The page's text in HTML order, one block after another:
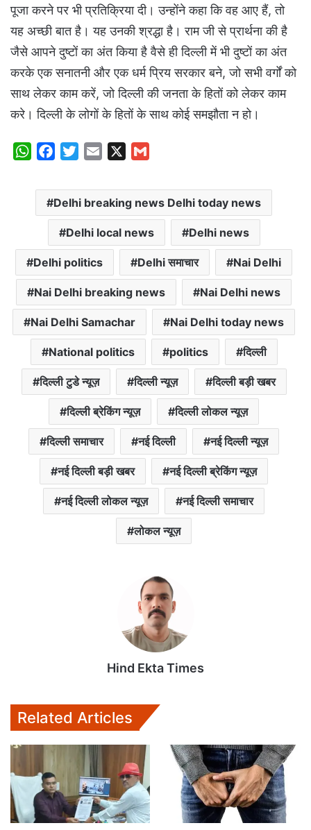
पूजा करने पर भी प्रतिक्रिया दी। उन्होंने कहा कि वह आए हैं, तो
यह अच्छी बात है। यह उनकी श्रद्धा है। राम जी से प्रार्थना की है
जैसे आपने दुष्टों का अंत किया है वैसे ही दिल्ली में भी दुष्टों का अंत
करके एक सनातनी और एक धर्म प्रिय सरकार बने, जो सभी वर्गों को
साथ लेकर काम करें, जो दिल्ली की जनता के हितों को लेकर काम
करे। दिल्ली के लोगों के हितों के साथ कोई समझौता न हो।
W
a
p
p
c
e
b
o
o
k
i
t
t
e
r
a
i
l
a
i
l
Delhi breaking news Delhi today news
Delhi local news Delhi news
Delhi politics Delhi समाचार Nai Delhi
Nai Delhi breaking news Nai Delhi news
Nai Delhi Samachar Nai Delhi today news
National politics politics दिल्ली
दिल्ली टुडे न्यूज़ दिल्ली न्यूज़ दिल्ली बड़ी खबर
दिल्ली ब्रेकिंग न्यूज़ दिल्ली लोकल न्यूज़
दिल्ली समाचार नई दिल्ली नई दिल्ली न्यूज़
नई दिल्ली बड़ी खबर नई दिल्ली ब्रेकिंग न्यूज़
नई दिल्ली लोकल न्यूज़ नई दिल्ली समाचार
लोकल न्यूज़
Hind Ekta Times
Related Articles